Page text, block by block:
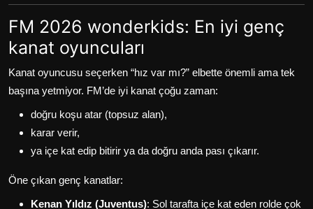
FM 2026 wonderkids: En iyi genç
kanat oyuncuları
Kanat oyuncusu seçerken “hız var mı?” elbette önemli ama tek
başına yetmiyor. FM’de iyi kanat çoğu zaman:
doğru koşu atar (topsuz alan),
karar verir,
ya içe kat edip bitirir ya da doğru anda pası çıkarır.
Öne çıkan genç kanatlar:
Kenan Yıldız (Juventus): Sol tarafta içe kat eden rolde çok